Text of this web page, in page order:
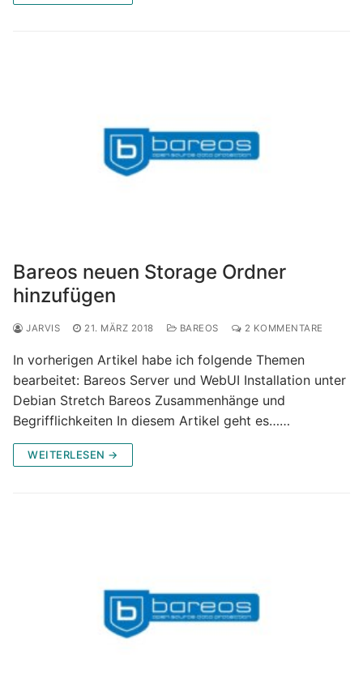
Bareos neuen Storage Ordner
hinzufügen
JARVIS 21. MÄRZ 2018 BAREOS 2 KOMMENTARE
In vorherigen Artikel habe ich folgende Themen
bearbeitet: Bareos Server und WebUI Installation unter
Debian Stretch Bareos Zusammenhänge und
Begrifflichkeiten In diesem Artikel geht es……
WEITERLESEN →